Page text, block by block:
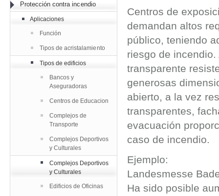
Protección contra incendio
Aplicaciones
Función
Tipos de acristalamiento
Tipos de edificios
Bancos y
Aseguradoras
Centros de Educacion
Complejos de
Transporte
Complejos Deportivos
y Culturales
Complejos Deportivos
y Culturales
Edificios de Oficinas
Centros de
demandan altos
público, teniendo
riesgo de
transparente
generosas
abierto, a la vez
transparentes,
evacuación
caso de incendio.
Ejemplo:
Landesmesse
Ha sido posible